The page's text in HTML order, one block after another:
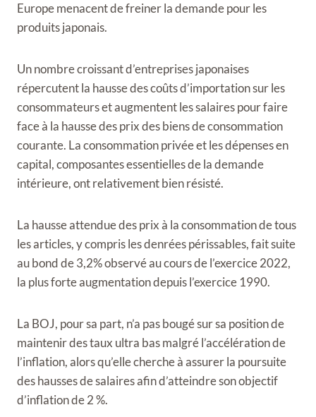
Europe menacent de freiner la demande pour les
produits japonais.
Un nombre croissant d’entreprises japonaises
répercutent la hausse des coûts d’importation sur les
consommateurs et augmentent les salaires pour faire
face à la hausse des prix des biens de consommation
courante. La consommation privée et les dépenses en
capital, composantes essentielles de la demande
intérieure, ont relativement bien résisté.
La hausse attendue des prix à la consommation de tous
les articles, y compris les denrées périssables, fait suite
au bond de 3,2% observé au cours de l’exercice 2022,
la plus forte augmentation depuis l’exercice 1990.
La BOJ, pour sa part, n’a pas bougé sur sa position de
maintenir des taux ultra bas malgré l’accélération de
l’inflation, alors qu’elle cherche à assurer la poursuite
des hausses de salaires afin d’atteindre son objectif
d’inflation de 2 %.